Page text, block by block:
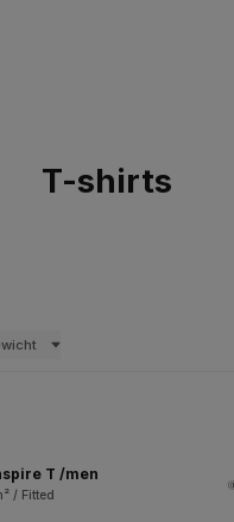
T-shirts
T /men
/ Fitted